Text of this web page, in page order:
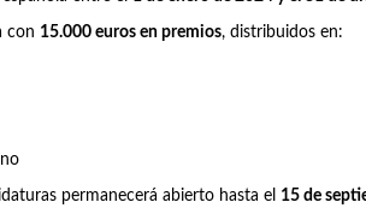
con 15.000 euros en premios, distribuidos en:
permanecerá abierto hasta el 15 de